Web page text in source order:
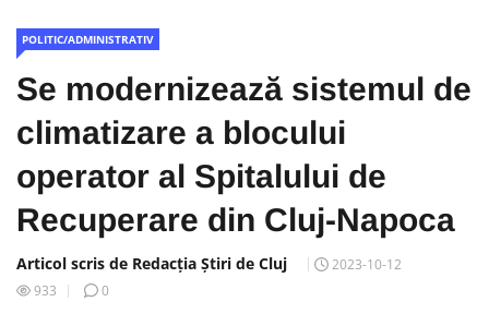
POLITIC/ADMINISTRATIV
Se modernizează sistemul de
climatizare a blocului
operator al Spitalului de
Recuperare din Cluj-Napoca
Articol scris de Redacția Știri de Cluj
2023-10-12
933
0